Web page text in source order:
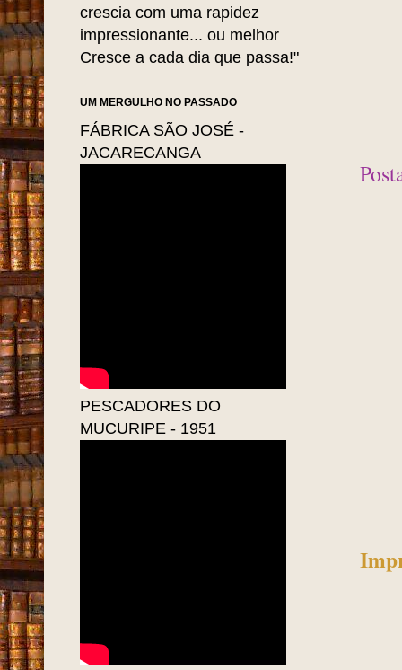
crescia com uma rapidez
impressionante... ou melhor
Cresce a cada dia que passa!"
UM MERGULHO NO PASSADO
FÁBRICA SÃO JOSÉ -
JACARECANGA
PESCADORES DO
MUCURIPE - 1951